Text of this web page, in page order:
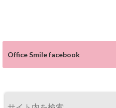
Office Smile facebook